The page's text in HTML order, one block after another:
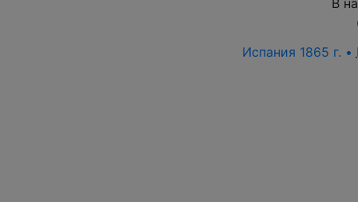
В
Испания 1865 г. •